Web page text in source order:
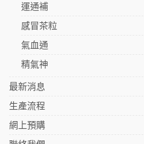
運通補
感冒茶粒
氣血通
精氣神
最新消息
生產流程
網上預購